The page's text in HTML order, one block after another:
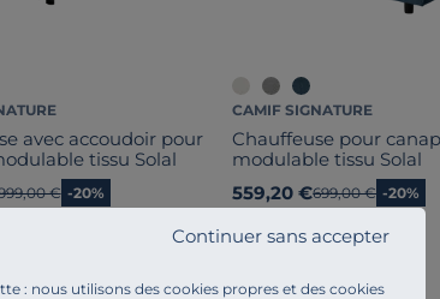
: nous utilisons des cookies propres et des cookies
Continuer sans accepter
avec accoudoir pour
tissu Solal
prix
€ -20%
CAMIF SIGNATURE
Chauffeuse pour
modulable tissu Solal
559,20 €Ancien prix
699,00 € -20%